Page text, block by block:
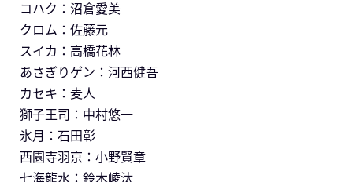
コハク：沼倉愛美
クロム：佐藤元
スイカ：高橋花林
あさぎりゲン：河西健吾
カセキ：麦人
獅子王司：中村悠一
氷月：石田彰
西園寺羽京：小野賢章
七海龍水：鈴木崚汰